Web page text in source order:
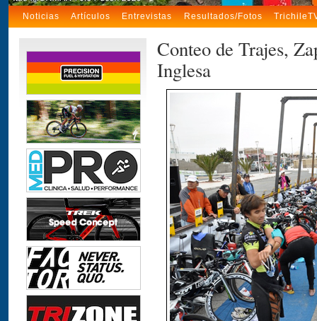
Noticias Artículos Entrevistas Resultados/Fotos
Conteo de Trajes,
Inglesa